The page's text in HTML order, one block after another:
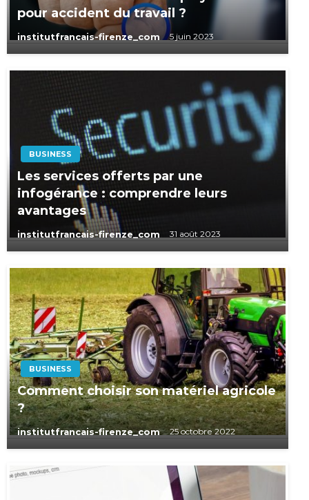
pour accident du travail ?
institutfrancais-firenze_com 5 juin 2023
BUSINESS
Les services offerts par une
infogérance : comprendre leurs
avantages
institutfrancais-firenze_com 31 août 2023
BUSINESS
Comment choisir son matériel agricole
?
institutfrancais-firenze_com 25 octobre 2022